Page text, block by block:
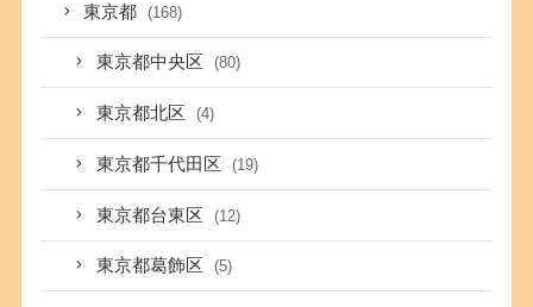
東京都 (168)
東京都中央区 (80)
東京都北区 (4)
東京都千代田区 (19)
東京都台東区 (12)
東京都葛飾区 (5)